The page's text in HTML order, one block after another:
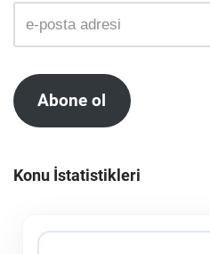
Abone ol
Konu İstatistikleri